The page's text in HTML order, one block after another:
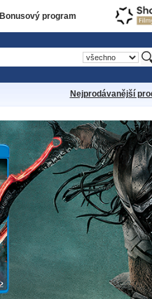
Bonusový program
Nejprodávanější